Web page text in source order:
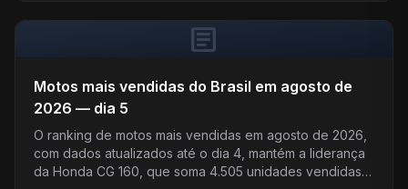
article
Motos mais vendidas do Brasil em agosto de
2026 — dia 5
O ranking de motos mais vendidas em agosto de 2026,
com dados atualizados até o dia 4, mantém a liderança
da Honda CG 160, que soma 4.505 unidades vendidas